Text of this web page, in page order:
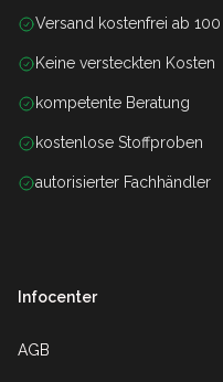
Versand kostenfrei ab 100
Keine versteckten Kosten
kompetente Beratung
kostenlose Stoffproben
autorisierter Fachhändler
Infocenter
AGB